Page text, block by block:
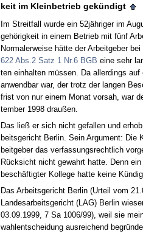
keit im Klein­be­trieb gekündigt
Im Streit­fall wur­de ein 52jähri­ger im
gehörig­keit in ei­nem Be­trieb mit fünf
Nor­ma­ler­wei­se hätte der Ar­beit­ge­ber
622 Abs.2 Satz 1 Nr.6 BGB ei­ne sehr
ten ein­hal­ten müssen. Da al­ler­dings
an­wend­bar war, der trotz der lan­gen
frist von nur ei­nem Mo­nat vor­sah, war
tem­ber 1998 draußen.
Das ließ er sich nicht ge­fal­len und er­hob
beits­ge­richt Ber­lin. Sein Ar­gu­ment: Die
beit­ge­ber das ver­fas­sungs­recht­lich
Rück­sicht nicht ge­wahrt hat­te. Denn
beschäftig­ter Kol­le­ge hat­te kei­ne
Das Ar­beits­ge­richt Ber­lin (Ur­teil vom
Lan­des­ar­beits­ge­richt (LAG) Ber­lin
03.09.1999, 7 Sa 1006/99), weil sie
wah­l­ent­schei­dung aus­rei­chend